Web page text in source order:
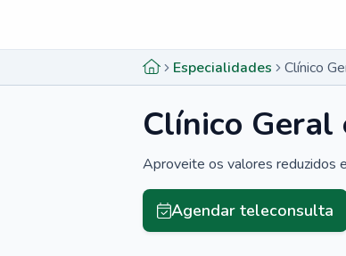
Especialidades Clínico
Clínico Geral
Aproveite os valores reduzidos
Agendar teleconsulta